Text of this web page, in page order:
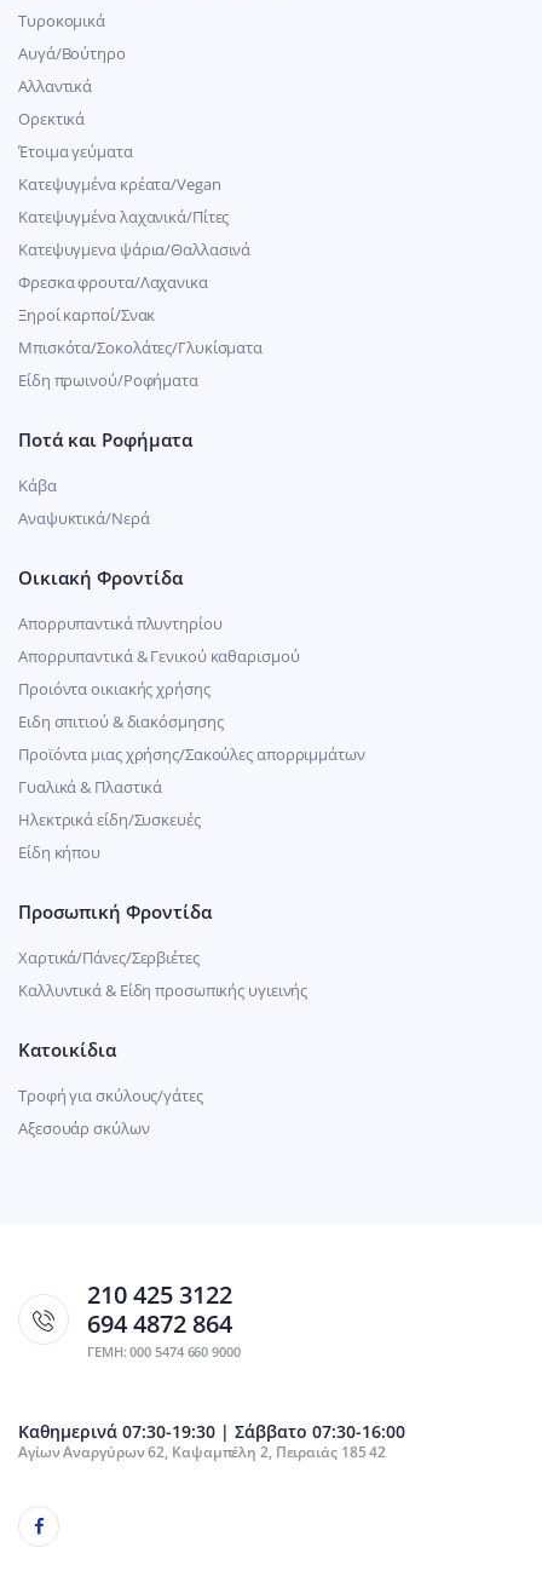
Τυροκομικά
Αυγά/Βούτηρο
Αλλαντικά
Ορεκτικά
Έτοιμα γεύματα
Κατεψυγμένα κρέατα/Vegan
Kατεψυγμένα λαχανικά/Πίτες
Κατεψυγμενα ψάρια/Θαλλασινά
Φρεσκα φρουτα/Λαχανικα
Ξηροί καρποί/Σνακ
Μπισκότα/Σοκολάτες/Γλυκίσματα
Είδη πρωινού/Ροφήματα
Ποτά και Ροφήματα
Κάβα
Αναψυκτικά/Νερά
Οικιακή Φροντίδα
Απορρυπαντικά πλυντηρίου
Απορρυπαντικά & Γενικού καθαρισμού
Προιόντα οικιακής χρήσης
Ειδη σπιτιού & διακόσμησης
Προϊόντα μιας χρήσης/Σακούλες απορριμμάτων
Γυαλικά & Πλαστικά
Ηλεκτρικά είδη/Συσκευές
Είδη κήπου
Προσωπική Φροντίδα
Χαρτικά/Πάνες/Σερβιέτες
Καλλυντικά & Είδη προσωπικής υγιεινής
Κατοικίδια
Τροφή για σκύλους/γάτες
Αξεσουάρ σκύλων
210 425 3122
694 4872 864
ΓΕΜΗ: 000 5474 660 9000
Καθημερινά 07:30-19:30 | Σάββατο 07:30-16:00
Αγίων Αναργύρων 62, Καψαμπέλη 2, Πειραιάς 185 42